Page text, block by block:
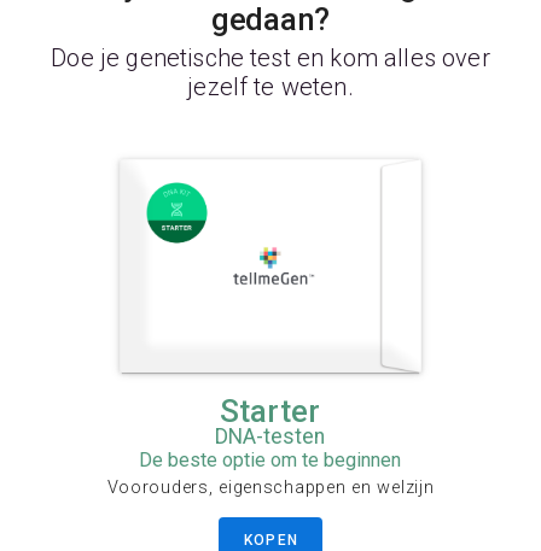
gedaan?
Doe je genetische test en kom alles over
jezelf te weten.
Starter
DNA-testen
De beste optie om te beginnen
Voorouders, eigenschappen en welzijn
KOPEN